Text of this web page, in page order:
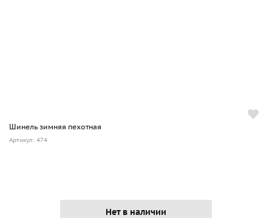
Шинель зимняя пехотная
Артикул: 474
Нет в наличии